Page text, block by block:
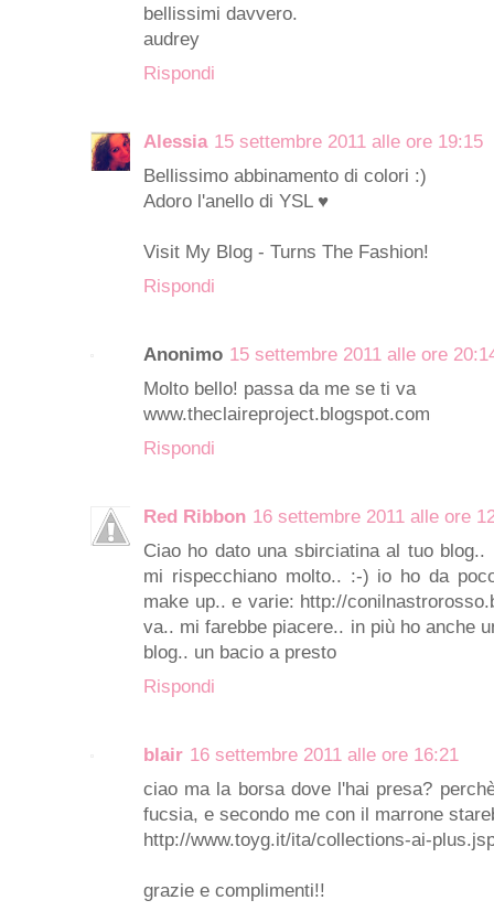
bellissimi davvero.
audrey
Rispondi
Alessia 15 settembre 2011 alle ore 19:15
Bellissimo abbinamento di colori :)
Adoro l'anello di YSL ♥
Visit My Blog - Turns The Fashion!
Rispondi
Anonimo 15 settembre 2011 alle ore
Molto bello! passa da me se ti va
www.theclaireproject.blogspot.com
Rispondi
Red Ribbon 16 settembre 2011 alle ore
Ciao ho dato una sbirciatina al tuo
mi rispecchiano molto.. :-) io ho da
make up.. e varie: http://
va.. mi farebbe piacere.. in più ho anche
blog.. un bacio a presto
Rispondi
blair 16 settembre 2011 alle ore 16:21
ciao ma la borsa dove l'hai presa?
fucsia, e secondo me con il marrone
http://www.toyg.it/ita/collections-ai-
grazie e complimenti!!